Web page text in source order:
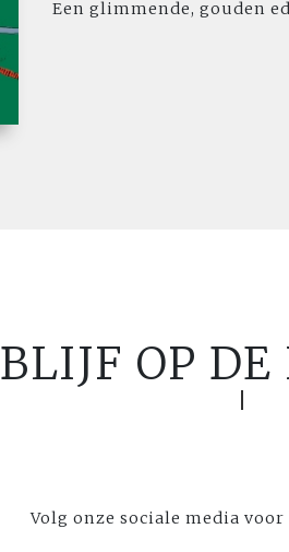
Een glimmende, gouden
BLIJF OP DE
Volg onze sociale media